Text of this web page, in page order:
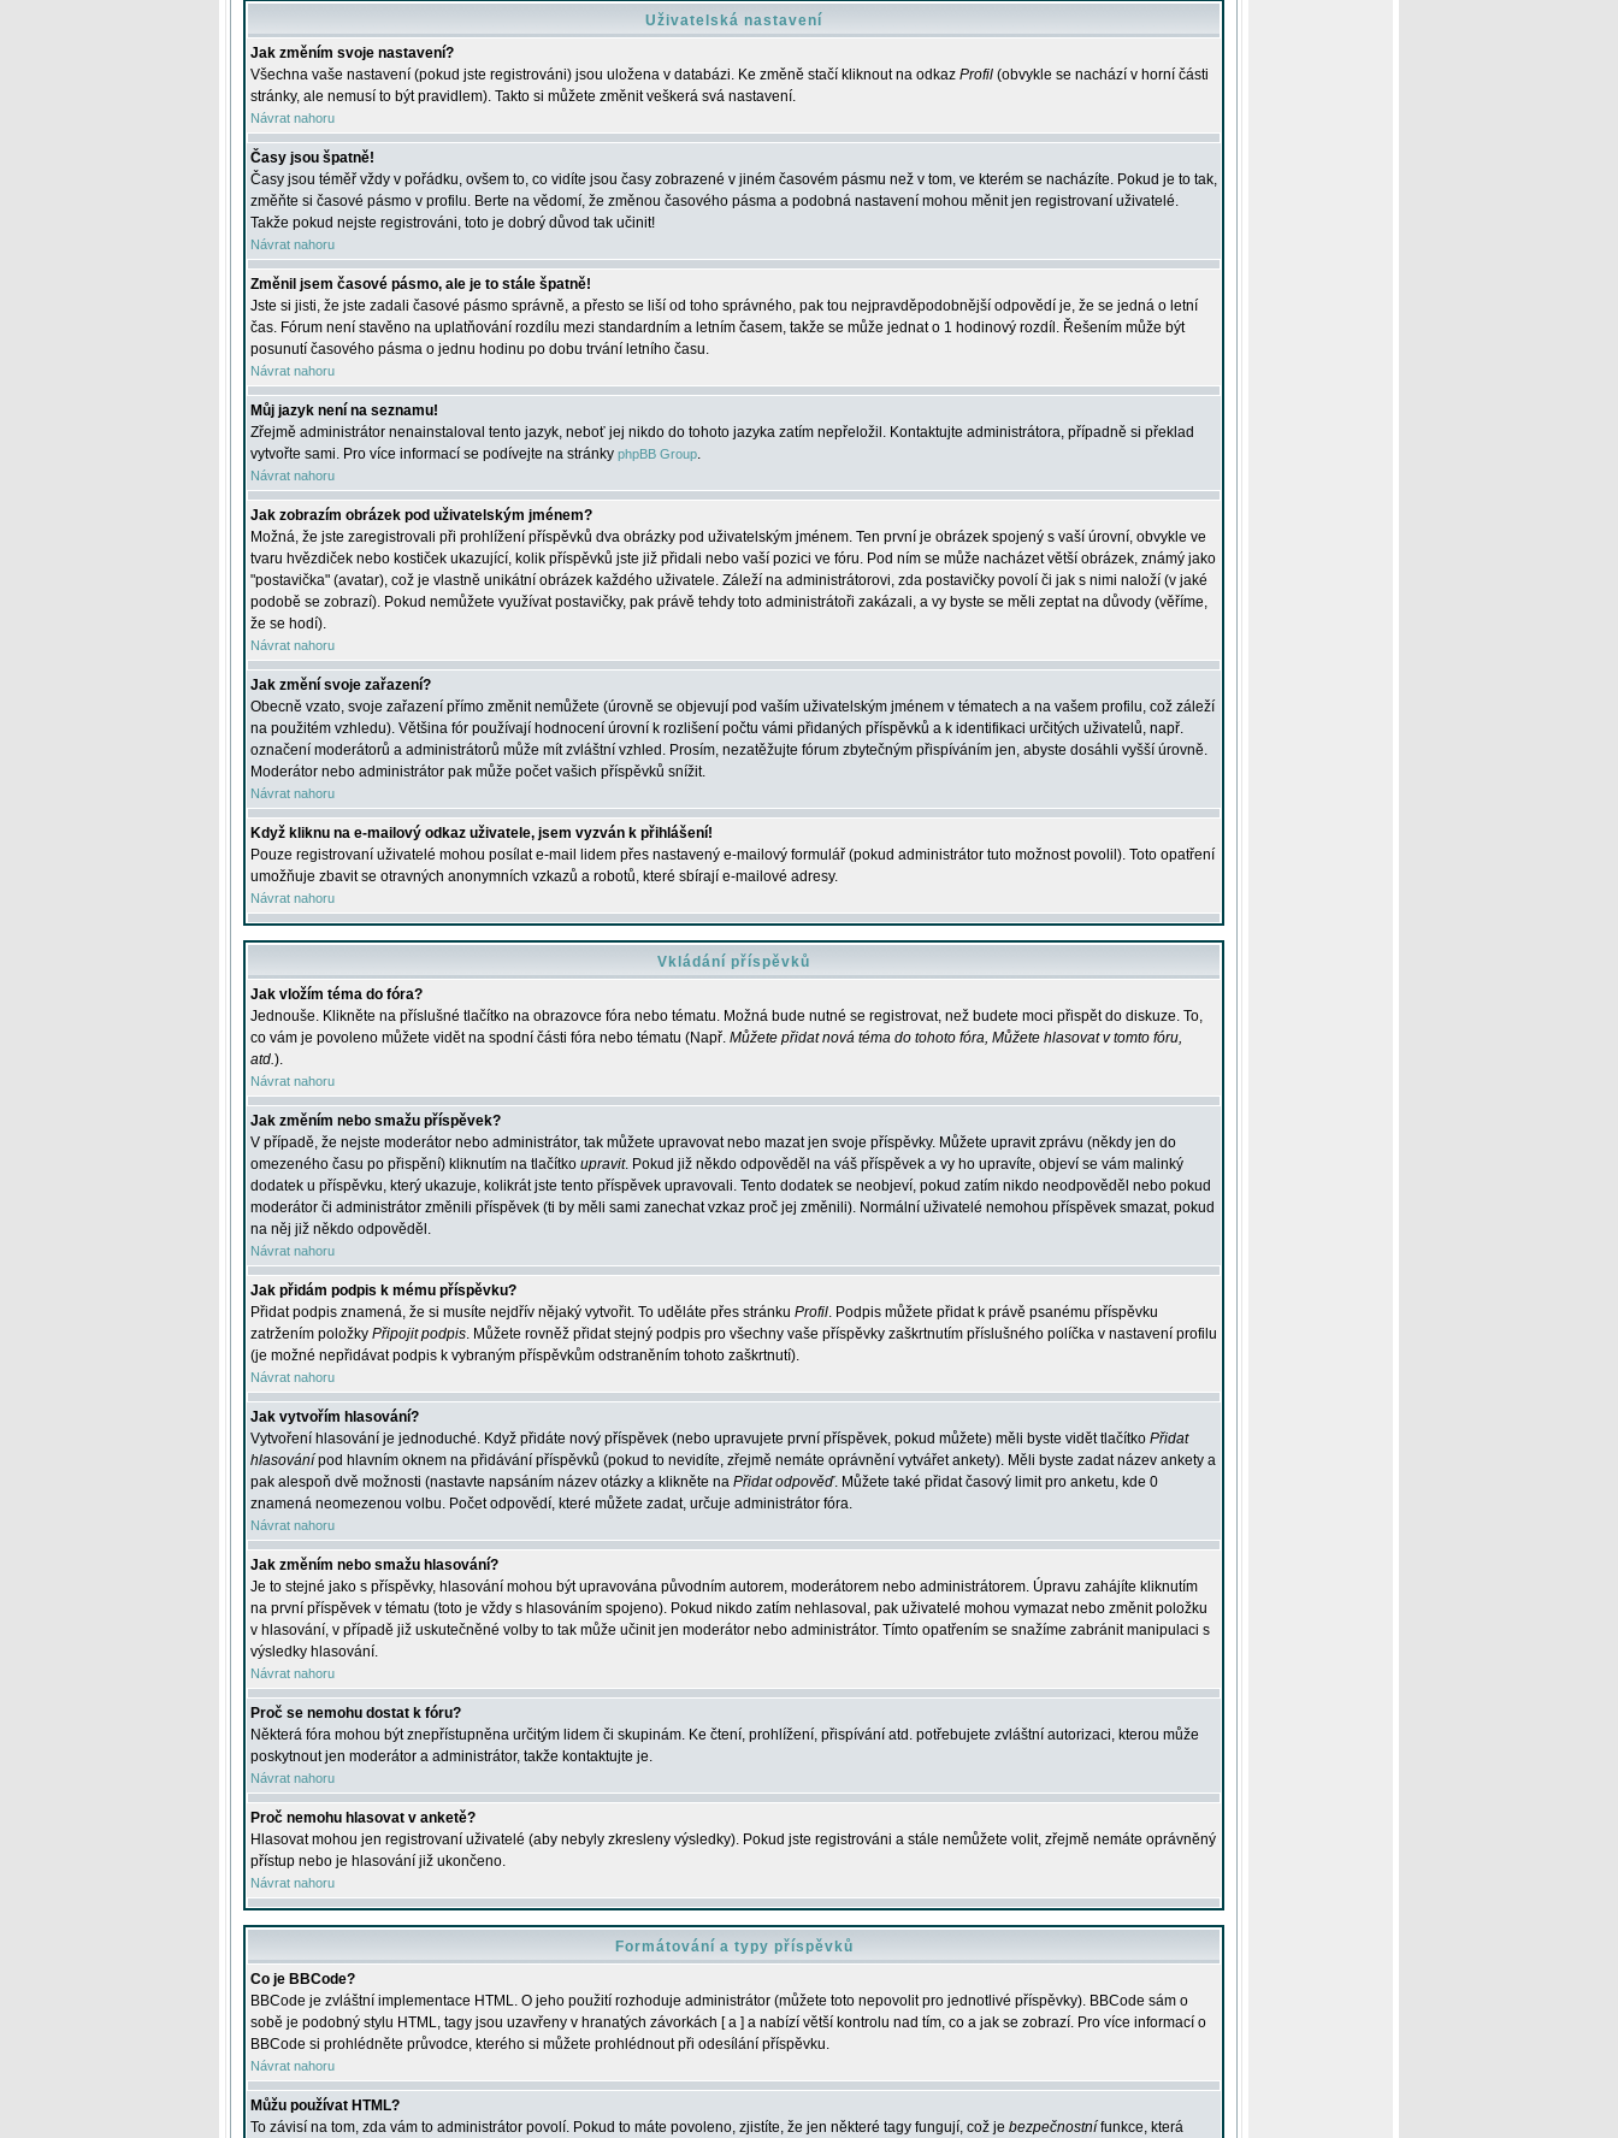
Uživatelská nastavení
Jak změním svoje nastavení?
Všechna vaše nastavení (pokud jste registrováni) jsou uložena v databázi. Ke změně stačí kliknout na odkaz Profil (obvykle se nachází v horní části
stránky, ale nemusí to být pravidlem). Takto si můžete změnit veškerá svá nastavení.
Návrat nahoru
Časy jsou špatně!
Časy jsou téměř vždy v pořádku, ovšem to, co vidíte jsou časy zobrazené v jiném časovém pásmu než v tom, ve kterém se nacházíte. Pokud je to tak,
změňte si časové pásmo v profilu. Berte na vědomí, že změnou časového pásma a podobná nastavení mohou měnit jen registrovaní uživatelé.
Takže pokud nejste registrováni, toto je dobrý důvod tak učinit!
Návrat nahoru
Změnil jsem časové pásmo, ale je to stále špatně!
Jste si jisti, že jste zadali časové pásmo správně, a přesto se liší od toho správného, pak tou nejpravděpodobnější odpovědí je, že se jedná o letní
čas. Fórum není stavěno na uplatňování rozdílu mezi standardním a letním časem, takže se může jednat o 1 hodinový rozdíl. Řešením může být
posunutí časového pásma o jednu hodinu po dobu trvání letního času.
Návrat nahoru
Můj jazyk není na seznamu!
Zřejmě administrátor nenainstaloval tento jazyk, neboť jej nikdo do tohoto jazyka zatím nepřeložil. Kontaktujte administrátora, případně si překlad
vytvořte sami. Pro více informací se podívejte na stránky phpBB Group.
Návrat nahoru
Jak zobrazím obrázek pod uživatelským jménem?
Možná, že jste zaregistrovali při prohlížení příspěvků dva obrázky pod uživatelským jménem. Ten první je obrázek spojený s vaší úrovní, obvykle ve
tvaru hvězdiček nebo kostiček ukazující, kolik příspěvků jste již přidali nebo vaší pozici ve fóru. Pod ním se může nacházet větší obrázek, známý jako
"postavička" (avatar), což je vlastně unikátní obrázek každého uživatele. Záleží na administrátorovi, zda postavičky povolí či jak s nimi naloží (v jaké
podobě se zobrazí). Pokud nemůžete využívat postavičky, pak právě tehdy toto administrátoři zakázali, a vy byste se měli zeptat na důvody (věříme,
že se hodí).
Návrat nahoru
Jak změní svoje zařazení?
Obecně vzato, svoje zařazení přímo změnit nemůžete (úrovně se objevují pod vaším uživatelským jménem v tématech a na vašem profilu, což záleží
na použitém vzhledu). Většina fór používají hodnocení úrovní k rozlišení počtu vámi přidaných příspěvků a k identifikaci určitých uživatelů, např.
označení moderátorů a administrátorů může mít zvláštní vzhled. Prosím, nezatěžujte fórum zbytečným přispíváním jen, abyste dosáhli vyšší úrovně.
Moderátor nebo administrátor pak může počet vašich příspěvků snížit.
Návrat nahoru
Když kliknu na e-mailový odkaz uživatele, jsem vyzván k přihlášení!
Pouze registrovaní uživatelé mohou posílat e-mail lidem přes nastavený e-mailový formulář (pokud administrátor tuto možnost povolil). Toto opatření
umožňuje zbavit se otravných anonymních vzkazů a robotů, které sbírají e-mailové adresy.
Návrat nahoru
Vkládání příspěvků
Jak vložím téma do fóra?
Jednouše. Klikněte na příslušné tlačítko na obrazovce fóra nebo tématu. Možná bude nutné se registrovat, než budete moci přispět do diskuze. To,
co vám je povoleno můžete vidět na spodní části fóra nebo tématu (Např. Můžete přidat nová téma do tohoto fóra, Můžete hlasovat v tomto fóru,
atd.).
Návrat nahoru
Jak změním nebo smažu příspěvek?
V případě, že nejste moderátor nebo administrátor, tak můžete upravovat nebo mazat jen svoje příspěvky. Můžete upravit zprávu (někdy jen do
omezeného času po přispění) kliknutím na tlačítko upravit. Pokud již někdo odpověděl na váš příspěvek a vy ho upravíte, objeví se vám malinký
dodatek u příspěvku, který ukazuje, kolikrát jste tento příspěvek upravovali. Tento dodatek se neobjeví, pokud zatím nikdo neodpověděl nebo pokud
moderátor či administrátor změnili příspěvek (ti by měli sami zanechat vzkaz proč jej změnili). Normální uživatelé nemohou příspěvek smazat, pokud
na něj již někdo odpověděl.
Návrat nahoru
Jak přidám podpis k mému příspěvku?
Přidat podpis znamená, že si musíte nejdřív nějaký vytvořit. To uděláte přes stránku Profil. Podpis můžete přidat k právě psanému příspěvku
zatržením položky Připojit podpis. Můžete rovněž přidat stejný podpis pro všechny vaše příspěvky zaškrtnutím příslušného políčka v nastavení profilu
(je možné nepřidávat podpis k vybraným příspěvkům odstraněním tohoto zaškrtnutí).
Návrat nahoru
Jak vytvořím hlasování?
Vytvoření hlasování je jednoduché. Když přidáte nový příspěvek (nebo upravujete první příspěvek, pokud můžete) měli byste vidět tlačítko Přidat
hlasování pod hlavním oknem na přidávání příspěvků (pokud to nevidíte, zřejmě nemáte oprávnění vytvářet ankety). Měli byste zadat název ankety a
pak alespoň dvě možnosti (nastavte napsáním název otázky a klikněte na Přidat odpověď. Můžete také přidat časový limit pro anketu, kde 0
znamená neomezenou volbu. Počet odpovědí, které můžete zadat, určuje administrátor fóra.
Návrat nahoru
Jak změním nebo smažu hlasování?
Je to stejné jako s příspěvky, hlasování mohou být upravována původním autorem, moderátorem nebo administrátorem. Úpravu zahájíte kliknutím
na první příspěvek v tématu (toto je vždy s hlasováním spojeno). Pokud nikdo zatím nehlasoval, pak uživatelé mohou vymazat nebo změnit položku
v hlasování, v případě již uskutečněné volby to tak může učinit jen moderátor nebo administrátor. Tímto opatřením se snažíme zabránit manipulaci s
výsledky hlasování.
Návrat nahoru
Proč se nemohu dostat k fóru?
Některá fóra mohou být znepřístupněna určitým lidem či skupinám. Ke čtení, prohlížení, přispívání atd. potřebujete zvláštní autorizaci, kterou může
poskytnout jen moderátor a administrátor, takže kontaktujte je.
Návrat nahoru
Proč nemohu hlasovat v anketě?
Hlasovat mohou jen registrovaní uživatelé (aby nebyly zkresleny výsledky). Pokud jste registrováni a stále nemůžete volit, zřejmě nemáte oprávněný
přístup nebo je hlasování již ukončeno.
Návrat nahoru
Formátování a typy příspěvků
Co je BBCode?
BBCode je zvláštní implementace HTML. O jeho použití rozhoduje administrátor (můžete toto nepovolit pro jednotlivé příspěvky). BBCode sám o
sobě je podobný stylu HTML, tagy jsou uzavřeny v hranatých závorkách [ a ] a nabízí větší kontrolu nad tím, co a jak se zobrazí. Pro více informací o
BBCode si prohlédněte průvodce, kterého si můžete prohlédnout při odesílání příspěvku.
Návrat nahoru
Můžu používat HTML?
To závisí na tom, zda vám to administrátor povolí. Pokud to máte povoleno, zjistíte, že jen některé tagy fungují, což je bezpečnostní funkce, která